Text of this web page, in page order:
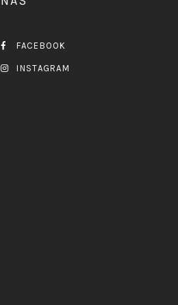
FACEBOOK
INSTAGRAM